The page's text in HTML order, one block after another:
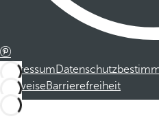
Impressum
HinweiseBarrierefreiheit